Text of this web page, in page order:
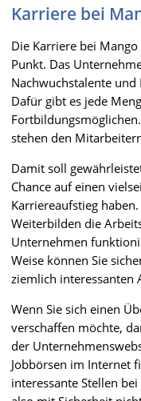
Karriere bei
Die Karriere bei
Punkt. Das
Nachwuchstalente
Dafür gibt es jede
stehen den
Damit soll
Chance auf einen
Karriereaufstieg
Weiterbilden die
Unternehmen
Weise können Sie
ziemlich interessanten
Wenn Sie sich einen
verschaffen möchte,
der
Jobbörsen im Internet
interessante Stellen